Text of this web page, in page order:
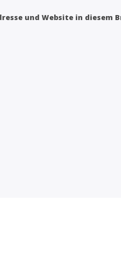
und Website in